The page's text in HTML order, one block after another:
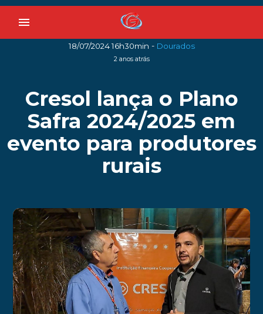
menu
18/07/2024 16h30min - Dourados
2 anos atrás
Cresol lança o Plano
Safra 2024/2025 em
evento para produtores
rurais